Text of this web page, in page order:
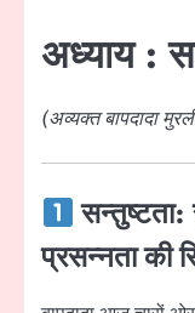
अध्याय :
(अव्यक्त बापदादा
सन्तुष्टता:
प्रसन्नता की